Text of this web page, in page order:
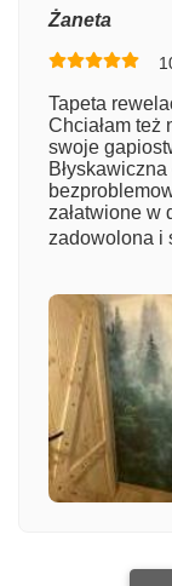
Numer
Imię
Załącz
Żaneta
Tapeta
Chciałam też
swoje
załatwione w
zadowolona i